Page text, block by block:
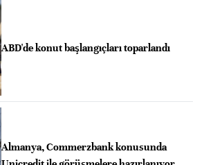
ABD'de konut başlangıçları toparlandı
Almanya, Commerzbank konusunda